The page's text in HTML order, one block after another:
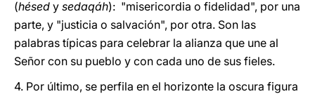
(hésed y sedaqáh): "misericordia o fidelidad", por una
parte, y "justicia o salvación", por otra. Son las
palabras típicas para celebrar la alianza que une al
Señor con su pueblo y con cada uno de sus fieles.
4. Por último, se perfila en el horizonte la oscura figura